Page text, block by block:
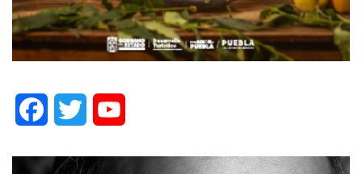
FacebookTwitter